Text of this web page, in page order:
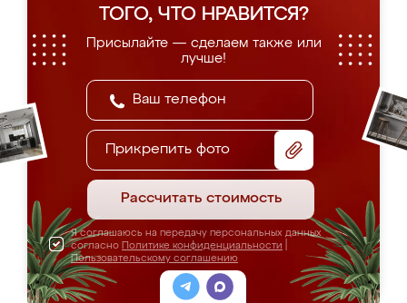
ТОГО, ЧТО НРАВИТСЯ?
Присылайте — сделаем также или
лучше!
Прикрепить фото
Рассчитать стоимость
Я соглашаюсь на передачу персональных данных
согласно Политике конфиденциальности
Пользовательскому соглашению